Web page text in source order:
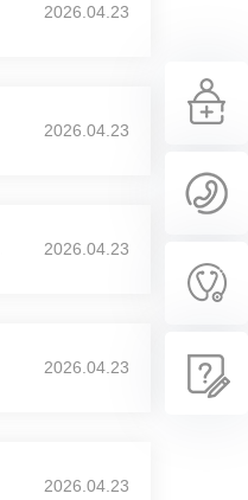
2026.04.23
2026.04.23
2026.04.23
2026.04.23
2026.04.23